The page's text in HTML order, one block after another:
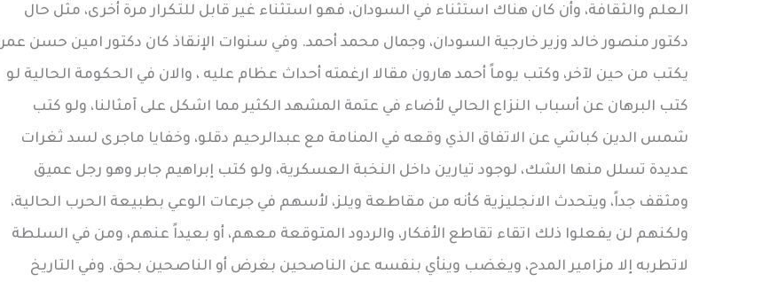
العلم والثقافة، وأن كان هناك استثناء في السودان، فهو استثناء غير قابل للتكرار مرة أخرى، مثل حال
دكتور منصور خالد وزير خارجية السودان، وجمال محمد أحمد. وفي سنوات الإنقاذ كان دكتور امين حسن عمر
يكتب من حين لآخر، وكتب يوماً أحمد هارون مقالا ارغمته أحداث عظام عليه ، والان في الحكومة الحالية لو
كتب البرهان عن أسباب النزاع الحالي لأضاء في عتمة المشهد الكثير مما اشكل على آمثالنا، ولو كتب
شمس الدين كباشي عن الاتفاق الذي وقعه في المنامة مع عبدالرحيم دقلو، وخفايا ماجرى لسد ثغرات
عديدة تسلل منها الشك، لوجود تيارين داخل النخبة العسكرية، ولو كتب إبراهيم جابر وهو رجل عميق
ومثقف جداً، ويتحدث الانجليزية كأنه من مقاطعة ويلز، لأسهم في جرعات الوعي بطبيعة الحرب الحالية،
ولكنهم لن يفعلوا ذلك اتقاء تقاطع الأفكار، والردود المتوقعة معهم، أو بعيداً عنهم، ومن في السلطة
لاتطربه إلا مزامير المدح، ويغضب وينأي بنفسه عن الناصحين بغرض أو الناصحين بحق. وفي التاريخ